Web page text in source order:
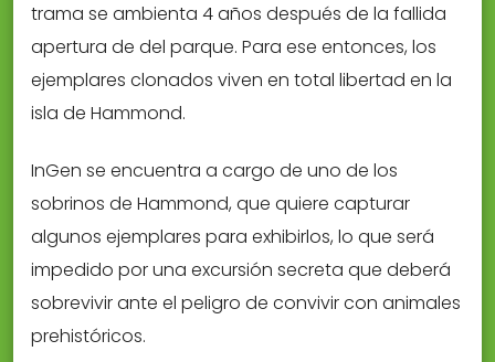
trama se ambienta 4 años después de la fallida
apertura de del parque. Para ese entonces, los
ejemplares clonados viven en total libertad en la
isla de Hammond.
InGen se encuentra a cargo de uno de los
sobrinos de Hammond, que quiere capturar
algunos ejemplares para exhibirlos, lo que será
impedido por una excursión secreta que deberá
sobrevivir ante el peligro de convivir con animales
prehistóricos.